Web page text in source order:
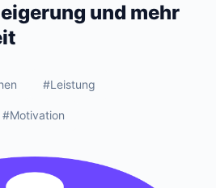
und mehr
#Leistung
#Motivation